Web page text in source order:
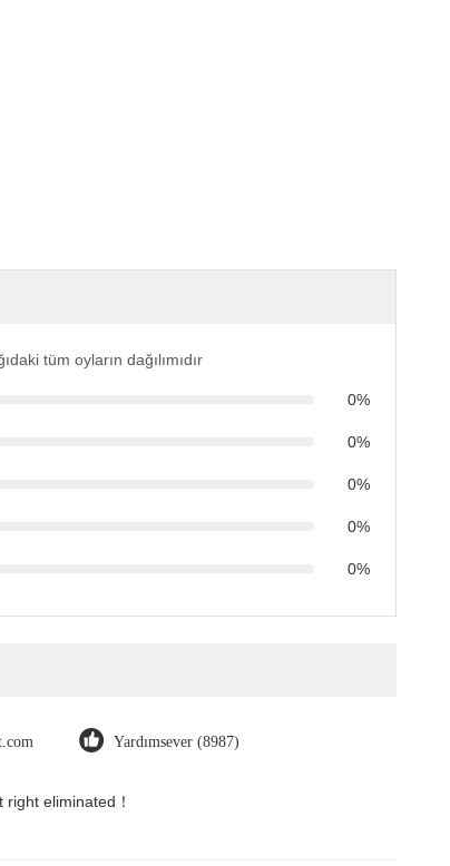
tüm oyların dağılımıdır
0%
0%
0%
0%
0%
Yardımsever (8987)
eliminated！